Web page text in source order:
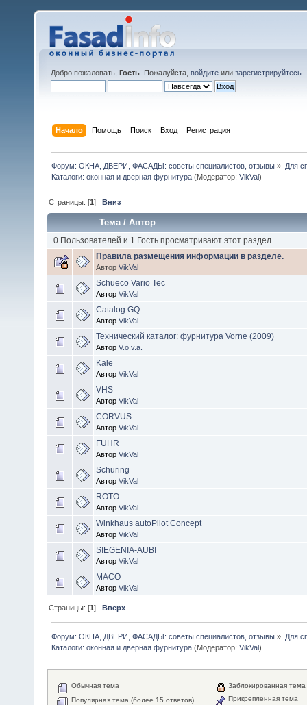
Добро пожаловать, Гость . Пожалуйста, войдите или зарегистрируйтесь
Начало Помощь Поиск Вход Регистрация
Форум: ОКНА, ДВЕРИ, ФАСАДЫ: советы специалистов, отзывы » Для
Каталоги: оконная и дверная фурнитура (Модератор:VikVal)
Страницы: [1]Вниз
Тема/Автор
0 Пользователей и 1 Гость просматривают этот раздел.
Правила размещения информации в разделе.
Автор VikVal
Schueco Vario Tec
Автор VikVal
Catalog GQ
Автор VikVal
Технический каталог: фурнитура Vorne (2009)
Автор V.o.v.a.
Kale
Автор VikVal
VHS
Автор VikVal
CORVUS
Автор VikVal
FUHR
Автор VikVal
Schuring
Автор VikVal
ROTO
Автор VikVal
Winkhaus autoPilot Concept
Автор VikVal
SIEGENIA-AUBI
Автор VikVal
МАСО
Автор VikVal
Страницы: [1]Вверх
Форум: ОКНА, ДВЕРИ, ФАСАДЫ: советы специалистов, отзывы » Для
Каталоги: оконная и дверная фурнитура (Модератор:VikVal)
Обычная тема
Популярная тема (более 15 ответов)
Заблокированная тема
Прикрепленная тема